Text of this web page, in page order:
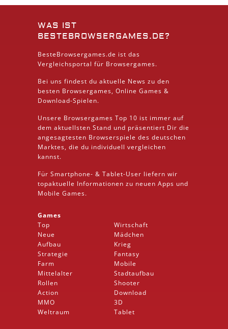
WAS IST
BESTEBROWSERGAMES.DE?
BesteBrowsergames.de ist das
Vergleichsportal für Browsergames.
Bei uns findest du aktuelle News zu den
besten Browsergames, Online Games &
Download-Spielen.
Unsere Browsergames Top 10 ist immer auf
dem aktuellsten Stand und präsentiert Dir die
angesagtesten Browserspiele des deutschen
Marktes, die du individuell vergleichen
kannst.
Für Smartphone- & Tablet-User liefern wir
topaktuelle Informationen zu neuen Apps und
Mobile Games.
Games
Top
Neue
Aufbau
Strategie
Farm
Mittelalter
Rollen
Action
MMO
Weltraum
Wirtschaft
Mädchen
Krieg
Fantasy
Mobile
Stadtaufbau
Shooter
Download
3D
Tablet